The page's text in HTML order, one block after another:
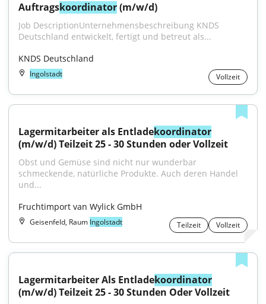
Auftragskoordinator (m/w/d)
Job DescriptionUnternehmensbeschreibung KNDS
Deutschland entwickelt, fertigt und betreut als...
KNDS Deutschland
Ingolstadt Vollzeit
Lagermitarbeiter als Entladekoordinator
(m/w/d) Teilzeit 25 - 30 Stunden oder Vollzeit
Obst und Gemüse sind nicht nur wunderbar
schmeckende, natürliche Produkte. Auch deren Handel
und...
Fruchtimport van Wylick GmbH
Geisenfeld, Raum Ingolstadt Teilzeit Vollzeit
Lagermitarbeiter Als Entladekoordinator
(m/w/d) Teilzeit 25 - 30 Stunden Oder Vollzeit